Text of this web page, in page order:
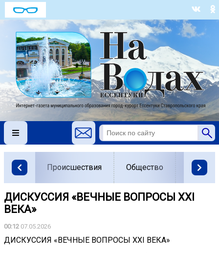
Происшествия Общество Власть
ДИСКУССИЯ «ВЕЧНЫЕ ВОПРОСЫ XXI
ВЕКА»
00:12 07.05.2026
ДИСКУССИЯ «ВЕЧНЫЕ ВОПРОСЫ XXI ВЕКА»